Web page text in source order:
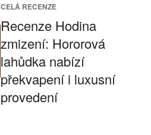
CELÁ RECENZE
Recenze Hodina
zmizení: Hororová
lahůdka nabízí
překvapení i luxusní
provedení